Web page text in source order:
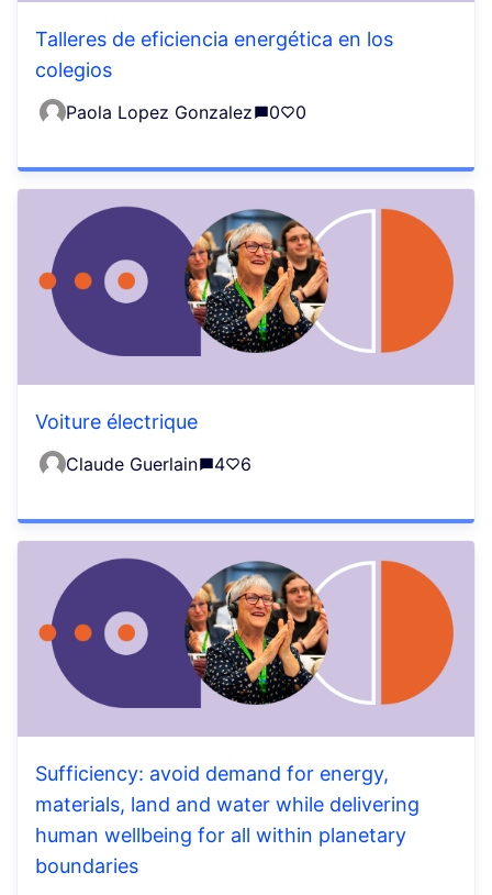
Talleres de eficiencia energética en los
colegios
Paola Lopez Gonzalez 0 0
Voiture électrique
Claude Guerlain 4 6
Sufficiency: avoid demand for energy,
materials, land and water while delivering
human wellbeing for all within planetary
boundaries